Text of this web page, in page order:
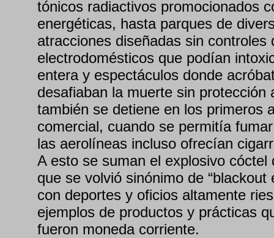
tónicos radiactivos promocionados
energéticas, hasta parques de
atracciones diseñadas sin controles
electrodomésticos que podían
entera y espectáculos donde
desafiaban la muerte sin protección
también se detiene en los primeros
comercial, cuando se permitía
las aerolíneas incluso ofrecían
A esto se suman el explosivo cóctel
que se volvió sinónimo de “blackout
con deportes y oficios altamente
ejemplos de productos y prácticas
fueron moneda corriente.